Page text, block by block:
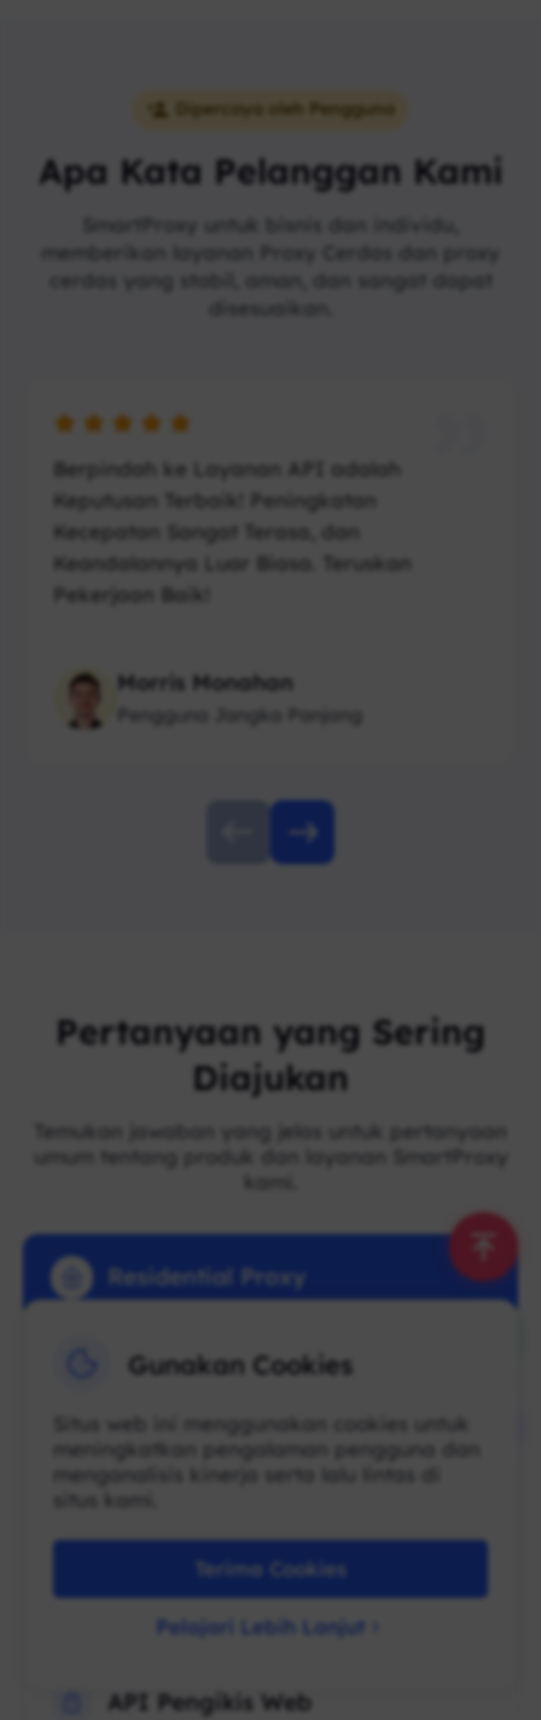
Dipercaya oleh Pengguna
Apa Kata Pelanggan Kami
SmartProxy untuk bisnis dan individu,
memberikan layanan Proxy Cerdas dan proxy
cerdas yang stabil, aman, dan sangat dapat
disesuaikan.
Berpindah ke Layanan API adalah
Keputusan Terbaik! Peningkatan
Kecepatan Sangat Terasa, dan
Keandalannya Luar Biasa. Teruskan
Pekerjaan Baik!
Morris Monahan
Pengguna Jangka Panjang
Pertanyaan yang Sering
Diajukan
Temukan jawaban yang jelas untuk pertanyaan
umum tentang produk dan layanan SmartProxy
kami.
Residential Proxy
Unlimited Residential Proxy
Static Data Center Proxy
API Pengikis Web
Gunakan Cookies
Situs web ini menggunakan cookies untuk
meningkatkan pengalaman pengguna dan
menganalisis kinerja serta lalu lintas di
situs kami.
Terima Cookies
Pelajari Lebih Lanjut